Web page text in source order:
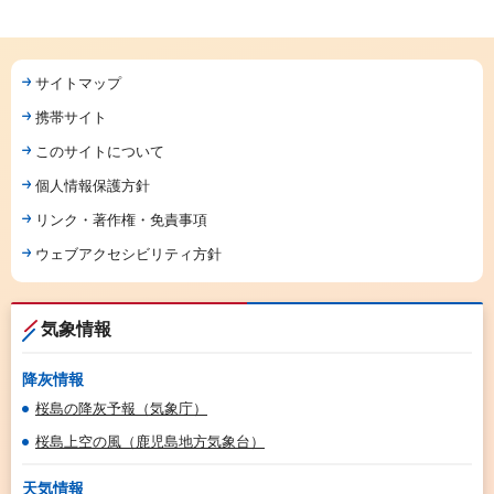
サイトマップ
携帯サイト
このサイトについて
個人情報保護方針
リンク・著作権・免責事項
ウェブアクセシビリティ方針
気象情報
降灰情報
桜島の降灰予報（気象庁）
桜島上空の風（鹿児島地方気象台）
天気情報